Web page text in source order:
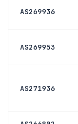
AS269936
AS269953
AS271936